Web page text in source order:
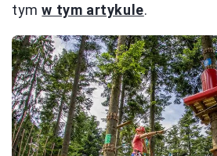
tymw tym artykule.